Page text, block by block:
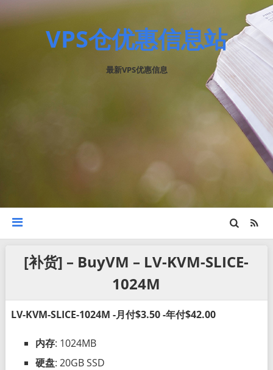
VPS仓优惠信息站
最新VPS优惠信息
[补货] – BuyVM – LV-KVM-SLICE-
1024M
LV-KVM-SLICE-1024M -月付$3.50 -年付$42.00
内存: 1024MB
硬盘: 20GB SSD